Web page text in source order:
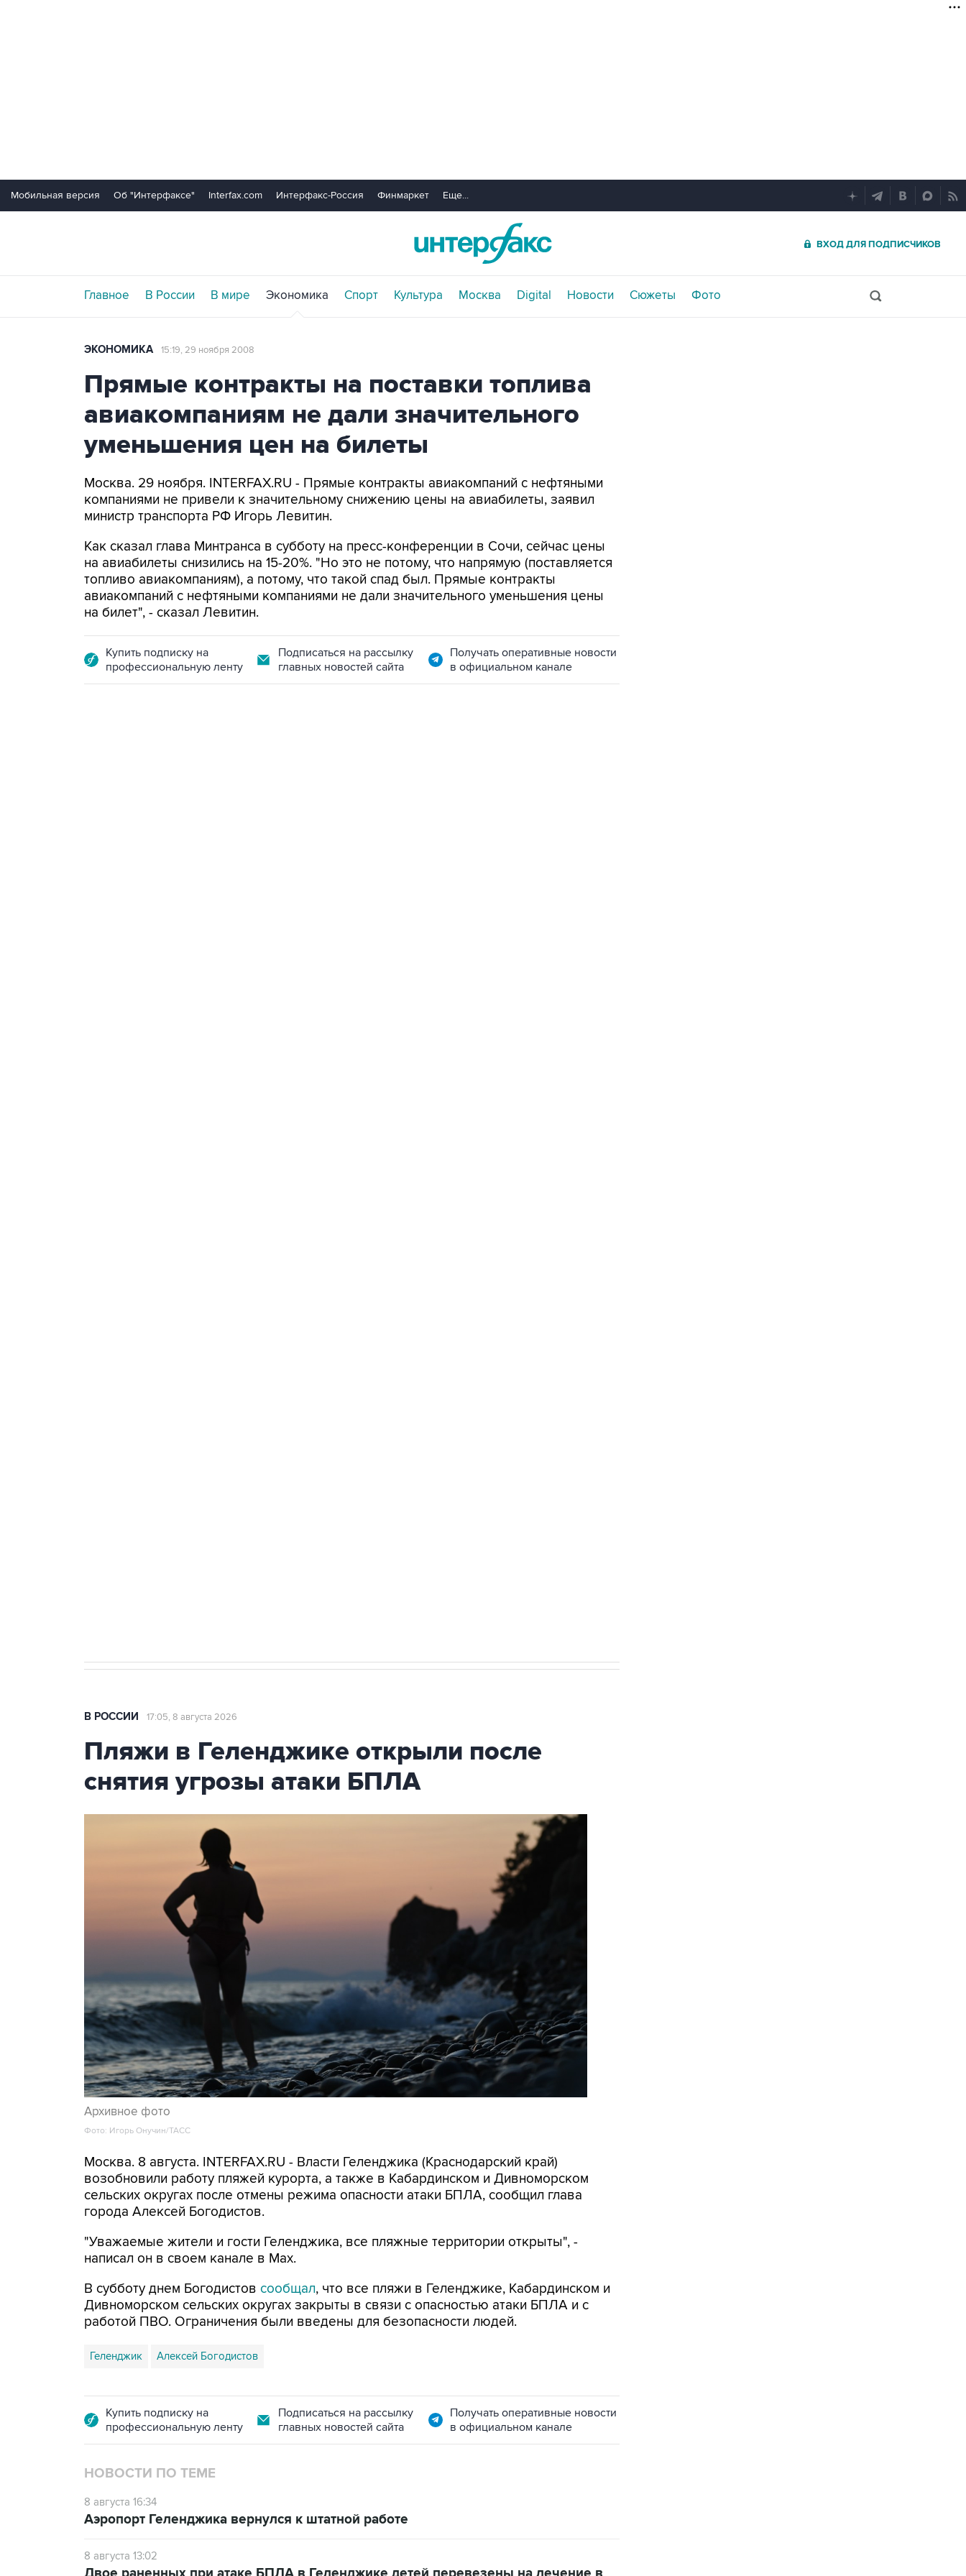
Мобильная версия Об "Интерфаксе" Interfax.com Интерфакс-Россия Финмаркет Еще...
ВХОД ДЛЯ ПОДПИСЧИКОВ
Главное В России В мире Экономика Спорт Культура Москва Digital Новости Сюжеты Фото
ЭКОНОМИКА 15:19, 29 ноября 2008
Прямые контракты на поставки топлива
авиакомпаниям не дали значительного
уменьшения цен на билеты
Москва. 29 ноября. INTERFAX.RU - Прямые контракты авиакомпаний с нефтяными
компаниями не привели к значительному снижению цены на авиабилеты, заявил
министр транспорта РФ Игорь Левитин.
Как сказал глава Минтранса в субботу на пресс-конференции в Сочи, сейчас цены
на авиабилеты снизились на 15-20%. "Но это не потому, что напрямую (поставляется
топливо авиакомпаниям), а потому, что такой спад был. Прямые контракты
авиакомпаний с нефтяными компаниями не дали значительного уменьшения цены
на билет", - сказал Левитин.
Купить подписку на
профессиональную ленту
Подписаться на рассылку
главных новостей сайта
Получать оперативные новости
в официальном канале
В РОССИИ 17:05, 8 августа 2026
Пляжи в Геленджике открыли после
снятия угрозы атаки БПЛА
Архивное фото
Фото: Игорь Онучин/ТАСС
Москва. 8 августа. INTERFAX.RU - Власти Геленджика (Краснодарский край)
возобновили работу пляжей курорта, а также в Кабардинском и Дивноморском
сельских округах после отмены режима опасности атаки БПЛА, сообщил глава
города Алексей Богодистов.
"Уважаемые жители и гости Геленджика, все пляжные территории открыты", -
написал он в своем канале в Max.
В субботу днем Богодистов сообщал, что все пляжи в Геленджике, Кабардинском и
Дивноморском сельских округах закрыты в связи с опасностью атаки БПЛА и с
работой ПВО. Ограничения были введены для безопасности людей.
Геленджик Алексей Богодистов
Купить подписку на
профессиональную ленту
Подписаться на рассылку
главных новостей сайта
Получать оперативные новости
в официальном канале
НОВОСТИ ПО ТЕМЕ
8 августа 16:34
Аэропорт Геленджика вернулся к штатной работе
8 августа 13:02